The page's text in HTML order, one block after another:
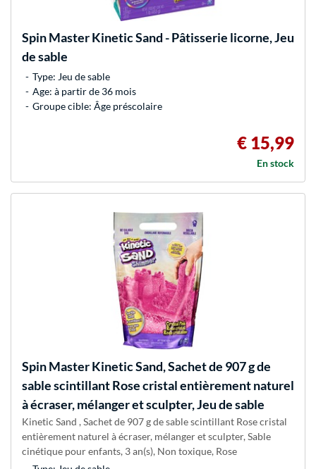
Spin MasterKinetic Sand - Pâtisserie licorne, Jeu
de sable
Type: Jeu de sable
Age: à partir de 36 mois
Groupe cible: Âge préscolaire
€ 15,99
En stock
Spin MasterKinetic Sand, Sachet de 907 g de
sable scintillant Rose cristal entièrement naturel
à écraser, mélanger et sculpter, Jeu de sable
Kinetic Sand , Sachet de 907 g de sable scintillant Rose cristal
entièrement naturel à écraser, mélanger et sculpter, Sable
cinétique pour enfants, 3 an(s), Non toxique, Rose